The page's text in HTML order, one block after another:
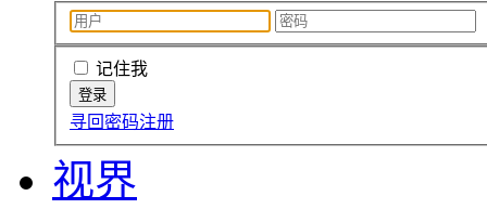
记住我
寻回密码注册
视界